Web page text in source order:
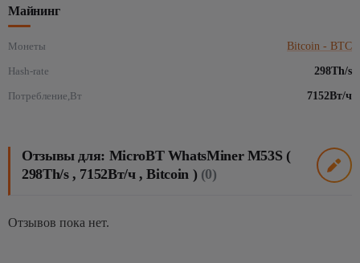
Майнинг
Монеты Bitcoin - BTC
Hash-rate 298Th/s
Потребление,Вт 7152Вт/ч
Отзывы для: MicroBT WhatsMiner M53S (
298Th/s , 7152Вт/ч , Bitcoin ) (0)
Отзывов пока нет.